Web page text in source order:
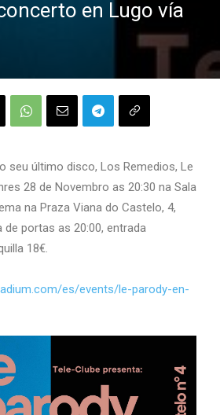
en Lugo vía
seu último disco, Los Remedios, Le
28 de Novembro as 20:30 na Sala
na Praza Viana do Castelo, 4,
de portas as 20:00, entrada
18€.
es/events/le-parody-en-